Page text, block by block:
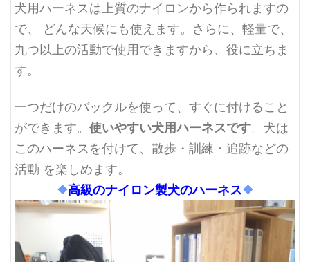
犬用ハーネスは上質のナイロンから作られますの
で、 どんな天候にも使えます。さらに、軽量で、
九つ以上の活動で使用できますから、役に立ちま
す。
一つだけのバックルを使って、すぐに付けること
ができます。 使いやすい犬用ハーネスです。犬は
このハーネスを付けて、散歩・訓練・追跡などの
活動 を楽しめます。
❖高級のナイロン製犬のハーネス❖